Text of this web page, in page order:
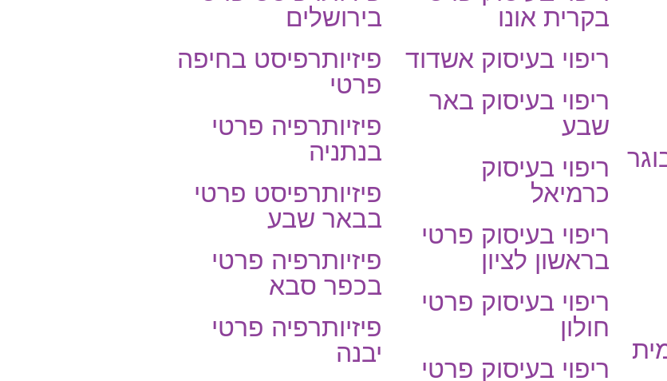
בקרית אונו
ריפוי בעיסוק אשדוד
ריפוי בעיסוק באר
שבע
ריפוי בעיסוק
כרמיאל
ריפוי בעיסוק פרטי
בראשון לציון
ריפוי בעיסוק פרטי
חולון
ריפוי בעיסוק פרטי
בירושלים
פיזיותרפיסט בחיפה
פרטי
פיזיותרפיה פרטי
בנתניה
פיזיותרפיסט פרטי
בבאר שבע
פיזיותרפיה פרטי
בכפר סבא
פיזיותרפיה פרטי
יבנה